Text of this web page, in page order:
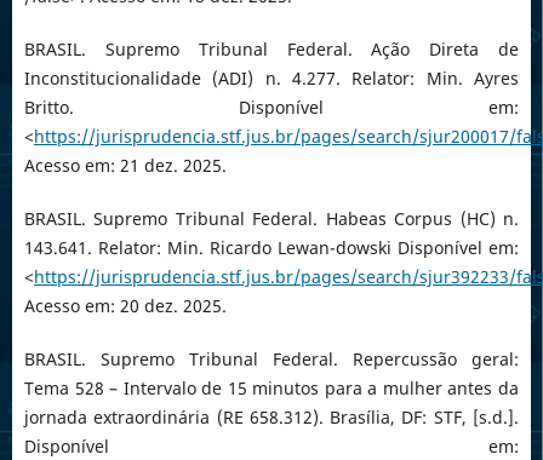
BRASIL. Supremo Tribunal Federal. Ação Direta de
Inconstitucionalidade (ADI) n. 4.277. Relator: Min. Ayres
Britto. Disponível em:
<https://jurisprudencia.stf.jus.br/pages/search/sjur200017/
Acesso em: 21 dez. 2025.
BRASIL. Supremo Tribunal Federal. Habeas Corpus (HC) n.
143.641. Relator: Min. Ricardo Lewan-dowski Disponível em:
<https://jurisprudencia.stf.jus.br/pages/search/sjur392233/
Acesso em: 20 dez. 2025.
BRASIL. Supremo Tribunal Federal. Repercussão geral:
Tema 528 – Intervalo de 15 minutos para a mulher antes da
jornada extraordinária (RE 658.312). Brasília, DF: STF, [s.d.].
Disponível em: